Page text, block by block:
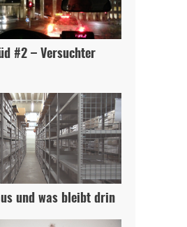
#2 – Versuchter
und was bleibt drin